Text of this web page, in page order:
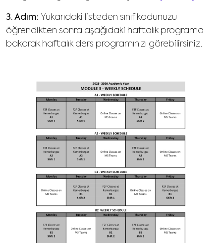
3. Adım: Yukarıdaki listeden sınıf kodunuzu
öğrendikten sonra aşağıdaki haftalık programa
bakarak haftalık ders programınızı görebilirsiniz.